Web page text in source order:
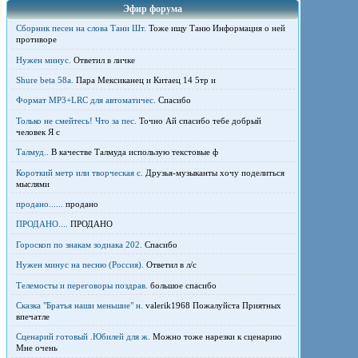
Эфир форума
Сборник песен на слова Тани Шт. Тоже ищу Таню Информация о ней
противоре
Нужен минус. Ответил в личке
Shure beta 58а. Пара Мексиканец и Китаец 14 5тр и
Формат MP3+LRC для автоматичес. Спасибо
Только не смейтесь! Что за пес. Точно Ай спасибо тебе добрый
человек Я с
Талмуд.. В качестве Талмуда использую текстовые ф
Короткий метр или творческая с. Друзья-музыканты хочу поделиться
мыслями
продано...... продано
ПРОДАНО.... ПРОДАНО
Гороскоп по знакам зодиака 202. Спасибо
Нужен минус на песню (Россия). Ответил в л/с
Телемосты и переговоры поздрав. большое спасибо
Сказка "Братья наши меньшие" н. valerik1968 Пожалуйста Приятных
впечатле
Сценарий готовый .Юбилей для ж. Можно тоже нарезки к сценарию
Мне очень